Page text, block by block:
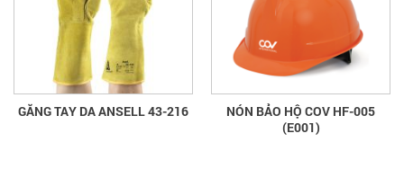
GĂNG TAY DA ANSELL 43-216
NÓN BẢO HỘ COV HF-005
(E001)